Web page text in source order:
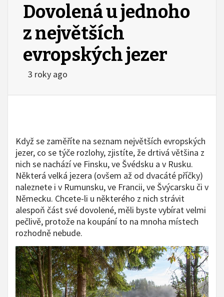
Dovolená u jednoho
z největších
evropských jezer
3 roky ago
Když se zaměříte na seznam největších evropských
jezer, co se týče rozlohy, zjistíte, že drtivá většina z
nich se nachází ve Finsku, ve Švédsku a v Rusku.
Některá velká jezera (ovšem až od dvacáté příčky)
naleznete i v Rumunsku, ve Francii, ve Švýcarsku či v
Německu. Chcete-li u některého z nich strávit
alespoň část své dovolené, měli byste vybírat velmi
pečlivě, protože na koupání to na mnoha místech
rozhodně nebude.